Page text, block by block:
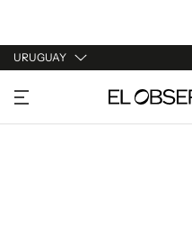
URUGUAY
URUGUAY
ARGENTINA